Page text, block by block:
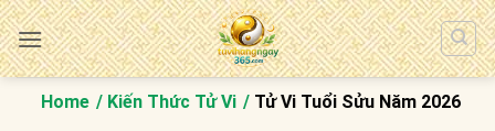
Bỏ
qua
nội
Home Kiến Thức Tử Vi Tử Vi Tuổi Sửu Năm 2026